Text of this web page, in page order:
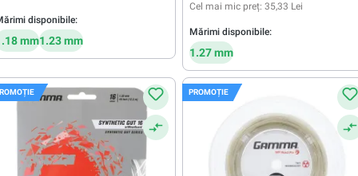
disponibile:
mm1.23 mm
Cel mai mic preț: 35,33 Lei
Mărimi disponibile:
1.27 mm
PROMOȚIE